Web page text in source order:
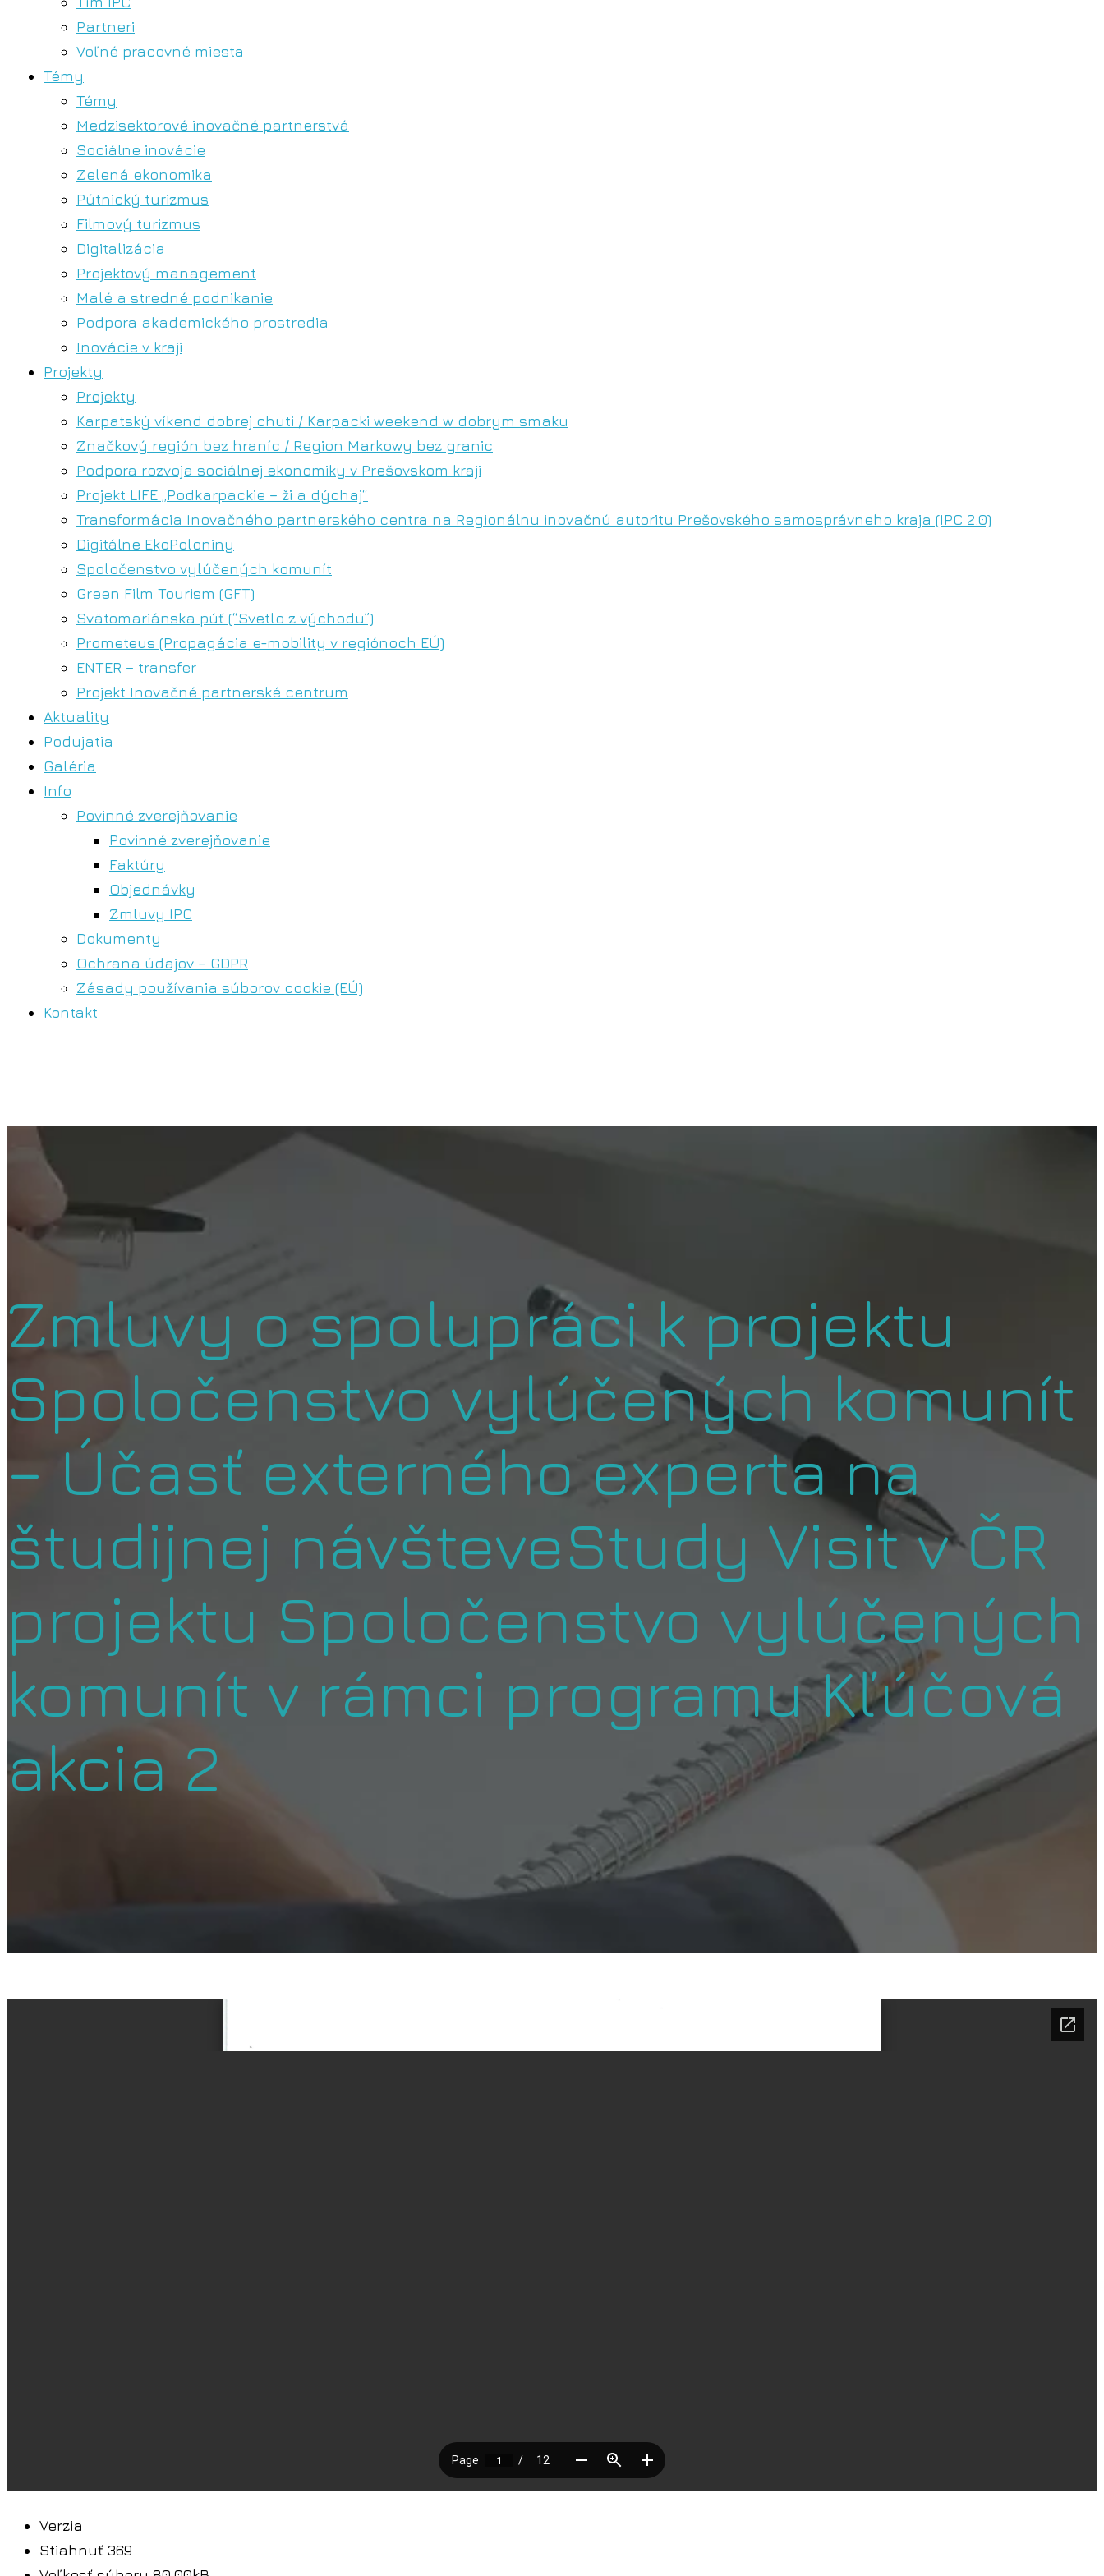
Partneri
Voľné pracovné miesta
Témy
Témy
Medzisektorové inovačné partnerstvá
Sociálne inovácie
Zelená ekonomika
Pútnický turizmus
Filmový turizmus
Digitalizácia
Projektový management
Malé a stredné podnikanie
Podpora akademického prostredia
Inovácie v kraji
Projekty
Projekty
Karpatský víkend dobrej chuti / Karpacki weekend w dobrym smaku
Značkový región bez hraníc / Region Markowy bez granic
Podpora rozvoja sociálnej ekonomiky v Prešovskom kraji
Projekt LIFE „Podkarpackie – ži a dýchaj“
Transformácia Inovačného partnerského centra na Regionálnu inovačnú autoritu Prešovského samosprávneho kraja (IPC 2.0)
Digitálne EkoPoloniny
Spoločenstvo vylúčených komunít
Green Film Tourism (GFT)
Svätomariánska púť (“Svetlo z východu”)
Prometeus (Propagácia e-mobility v regiónoch EÚ)
ENTER – transfer
Projekt Inovačné partnerské centrum
Aktuality
Podujatia
Galéria
Info
Povinné zverejňovanie
Povinné zverejňovanie
Faktúry
Objednávky
Zmluvy IPC
Dokumenty
Ochrana údajov – GDPR
Zásady používania súborov cookie (EÚ)
Kontakt
Zmluvy o spolupráci k projektu
Spoločenstvo vylúčených komunít
– Účasť externého experta na
študijnej návšteveStudy Visit v ČR
projektu Spoločenstvo vylúčených
komunít v rámci programu Kľúčová
akcia 2
Verzia
Stiahnuť 369